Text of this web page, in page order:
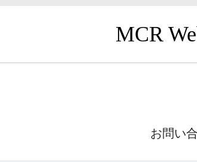
MCR
お問い